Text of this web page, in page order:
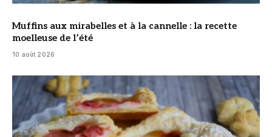
Muffins aux mirabelles et à la cannelle : la recette
moelleuse de l’été
10 août 2026
© DR